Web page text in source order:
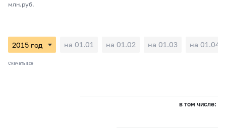
млн.руб.
на 01.01 на 01.02 на 01.03 на 01.04
Скачать все
в том числе: